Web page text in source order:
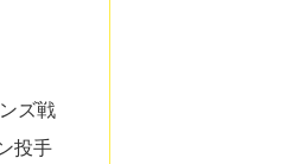
ズ戦
投手